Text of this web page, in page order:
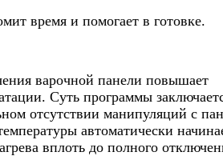
время и помогает в готовке.
варочной панели повышает
Суть программы
отсутствии манипуляций с
автоматически
вплоть до полного